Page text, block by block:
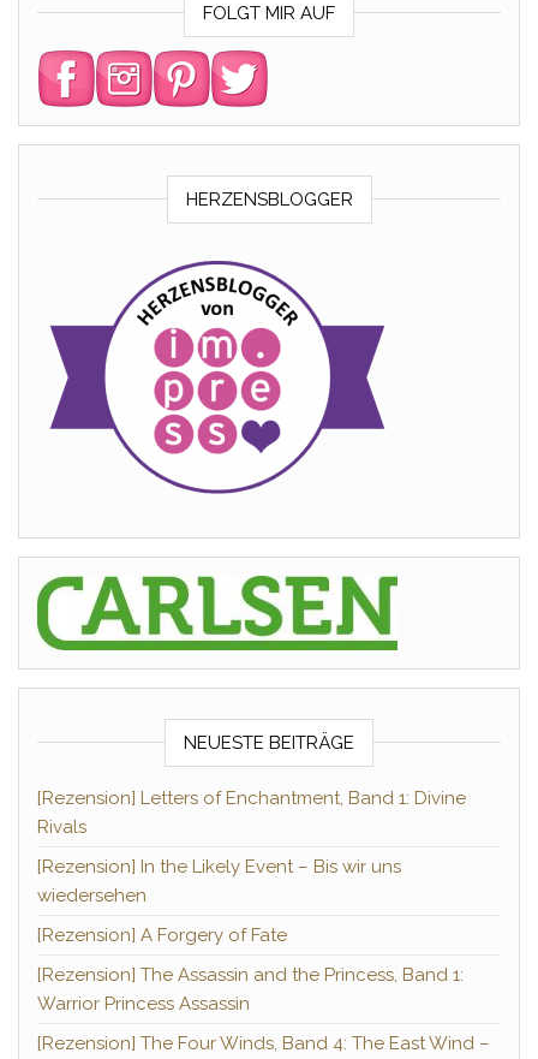
FOLGT MIR AUF
HERZENSBLOGGER
NEUESTE BEITRÄGE
[Rezension] Letters of Enchantment, Band 1: Divine
Rivals
[Rezension] In the Likely Event – Bis wir uns
wiedersehen
[Rezension] A Forgery of Fate
[Rezension] The Assassin and the Princess, Band 1:
Warrior Princess Assassin
[Rezension] The Four Winds, Band 4: The East Wind –